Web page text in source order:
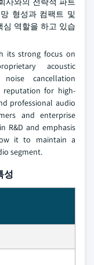
형성과 컴팩트 및
심 역할을 하고 있습
its strong focus on
acoustic
cancellation
reputation for high-
professional audio
and enterprise
R&D and emphasis
it to maintain a
segment.
성